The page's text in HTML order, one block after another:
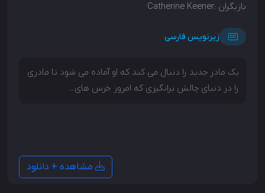
بازیگران :Catherine Keener
زیرنویس فارسی
یک مادر جدید را دنبال می کند که او آماده می شود تا مادری
را در دنیای چالش برانگیزی که امروز خرس های...
مشاهده + دانلود